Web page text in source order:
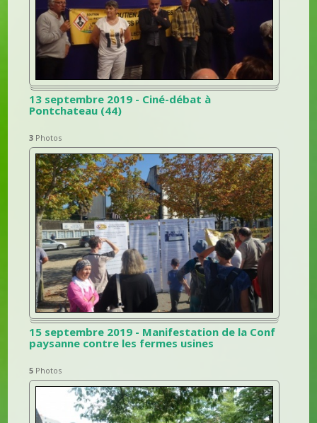
13 septembre 2019 - Ciné-débat à
Pontchateau (44)
3 Photos
15 septembre 2019 - Manifestation de la Conf
paysanne contre les fermes usines
5 Photos